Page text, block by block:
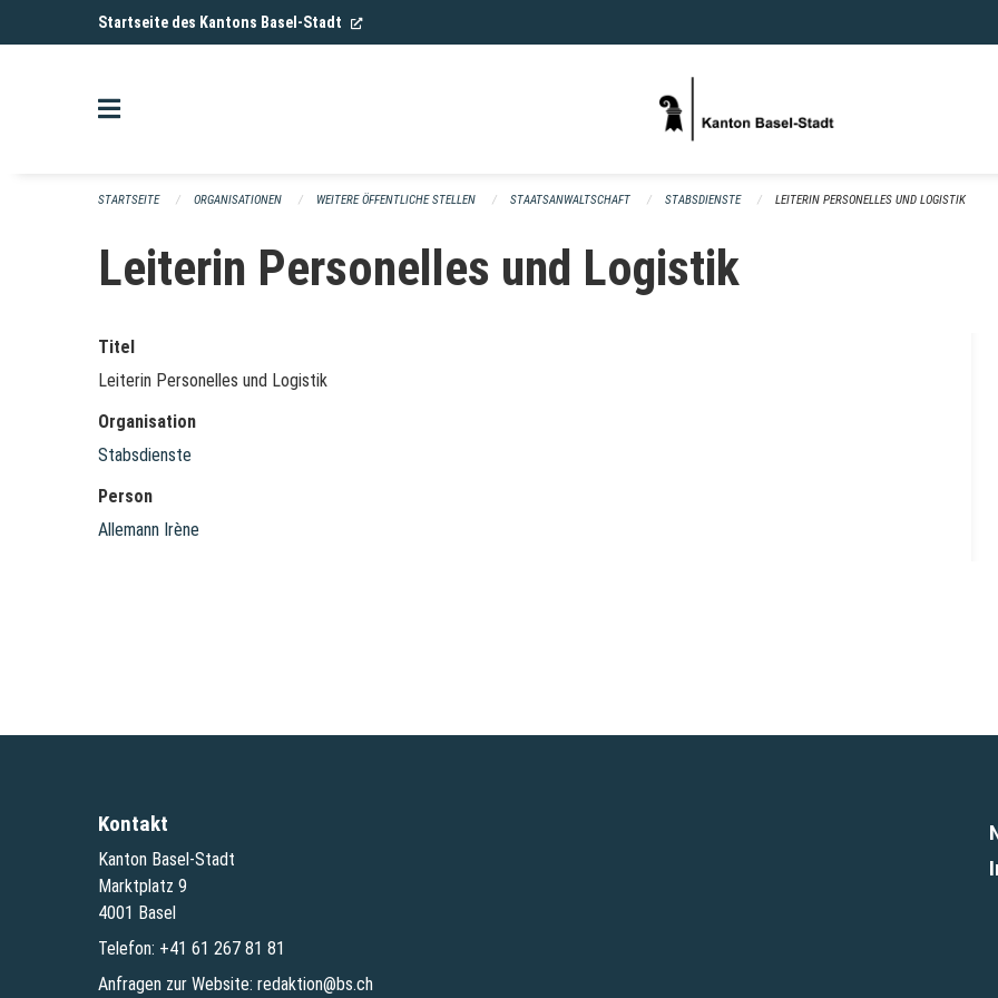
Navigation überspringenStartseite des Kantons Basel-Stadt (External Link)
STARTSEITE ORGANISATIONEN WEITERE ÖFFENTLICHE STELLEN STAATSANWALTSCHAFT STABSDIENSTE LEITERIN PERSONELLES UND LOGISTIK
Leiterin Personelles und Logistik
Titel
Leiterin Personelles und Logistik
Organisation
Stabsdienste
Person
Allemann Irène
Kontakt
Kanton Basel-Stadt
Marktplatz 9
4001 Basel
Telefon: +41 61 267 81 81
Anfragen zur Website: redaktion@bs.ch